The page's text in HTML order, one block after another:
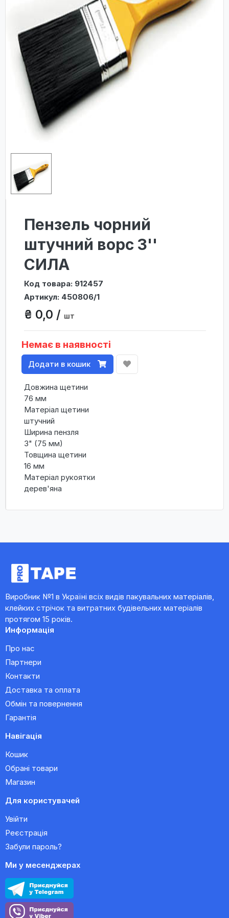
Пензель чорний
штучний ворс 3''
СИЛА
Код товара: 912457
Артикул: 450806/1
₴ 0,0 / шт
Немає в наявності
Додати в кошик
Довжина щетини
76 мм
Матеріал щетини
штучний
Ширина пензля
3" (75 мм)
Товщина щетини
16 мм
Матеріал рукоятки
дерев'яна
Виробник №1 в Україні всіх видів пакувальних матеріалів,
клейких стрічок та витратних будівельних матеріалів
протягом 15 років.
Информація
Про нас
Партнери
Контакти
Доставка та оплата
Обмін та повернення
Гарантія
Навігація
Кошик
Обрані товари
Магазин
Для користувачей
Увійти
Реєстрація
Забули пароль?
Ми у месенджерах